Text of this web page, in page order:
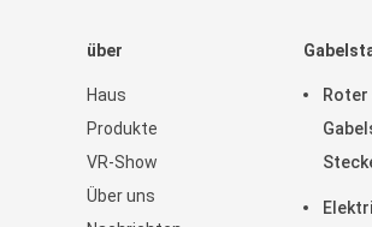
über
Haus
Produkte
VR-Show
Über uns